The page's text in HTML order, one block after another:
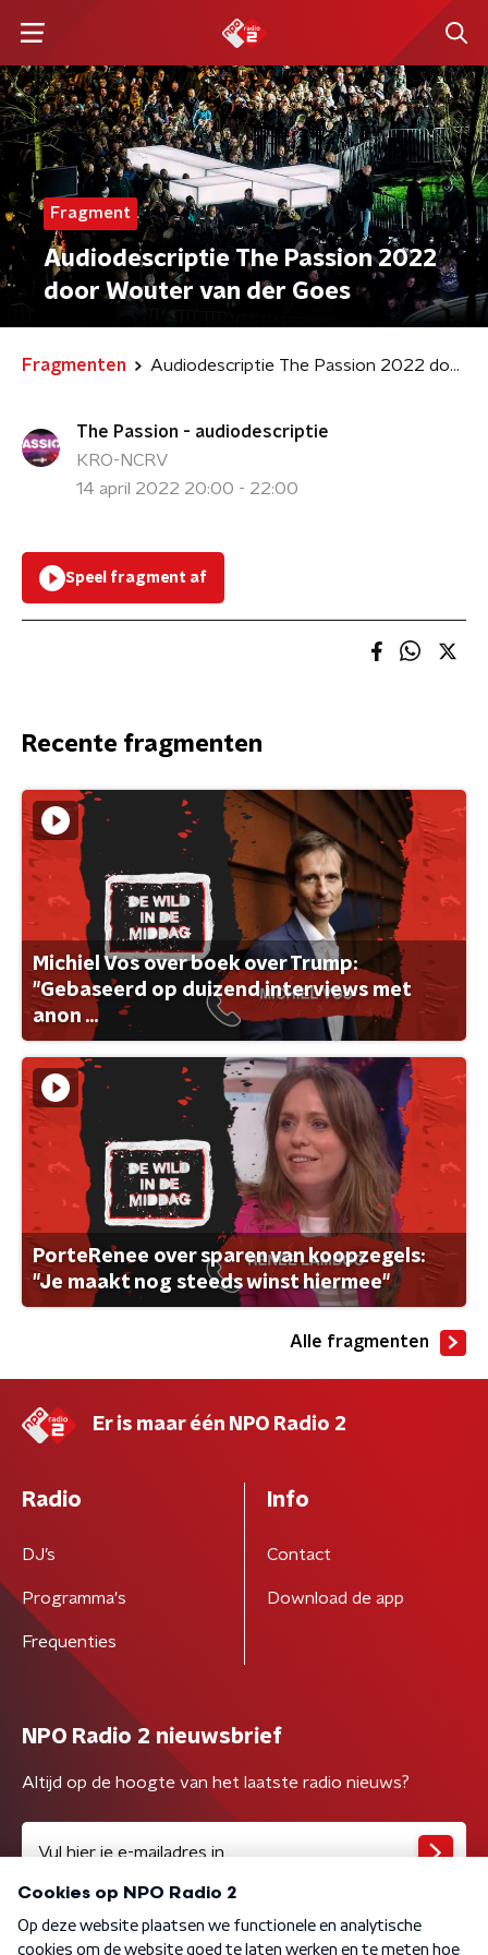
Fragment
Audiodescriptie The Passion 2022
door Wouter van der Goes
Fragmenten Audiodescriptie The Passion 2022 door Wouter van der Goes
The Passion - audiodescriptie
KRO-NCRV
14 april 2022 20:00 - 22:00
Speel fragment af
Recente fragmenten
Michiel Vos over boek over Trump:
"Gebaseerd op duizend interviews met
anon ...
PorteRenee over sparen van koopzegels:
"Je maakt nog steeds winst hiermee"
Alle fragmenten
Er is maar één NPO Radio 2
Radio
DJ’s
Programma's
Frequenties
Info
Contact
Download de app
NPO Radio 2 nieuwsbrief
Altijd op de hoogte van het laatste radio nieuws?